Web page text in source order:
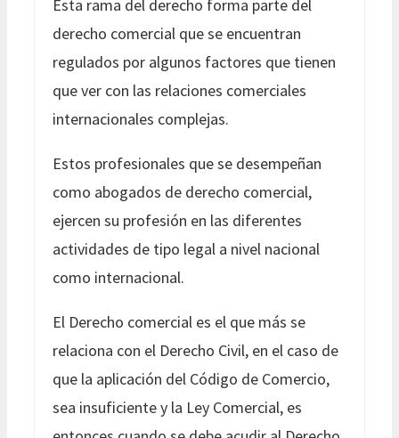
Esta rama del derecho forma parte del
derecho comercial que se encuentran
regulados por algunos factores que tienen
que ver con las relaciones comerciales
internacionales complejas.
Estos profesionales que se desempeñan
como abogados de derecho comercial,
ejercen su profesión en las diferentes
actividades de tipo legal a nivel nacional
como internacional.
El Derecho comercial es el que más se
relaciona con el Derecho Civil, en el caso de
que la aplicación del Código de Comercio,
sea insuficiente y la Ley Comercial, es